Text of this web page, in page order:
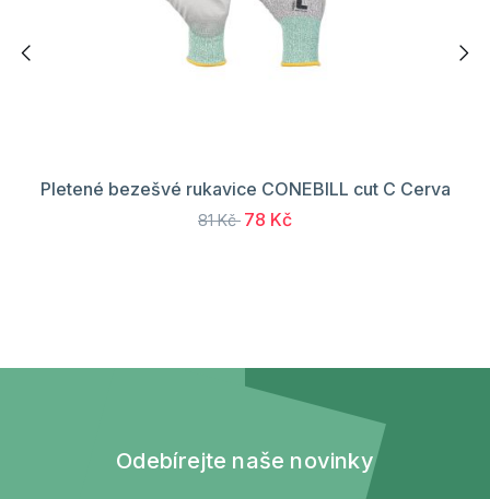
Pletené bezešvé rukavice CONEBILL cut C Cerva
81 Kč 78 Kč
Odebírejte naše novinky